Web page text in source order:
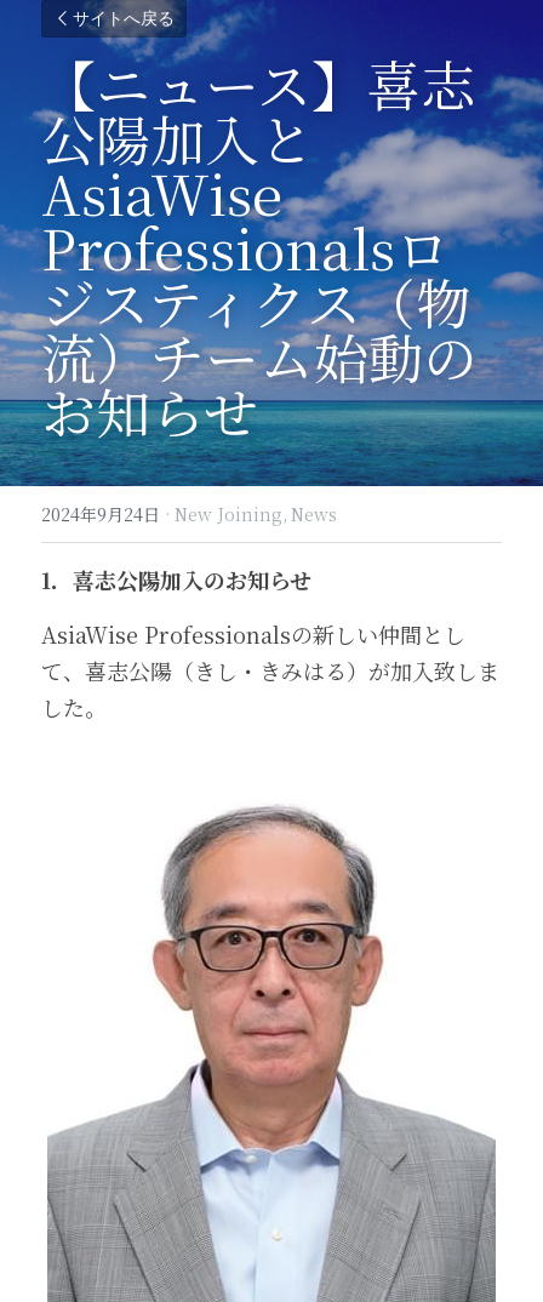
サイトへ戻る
【ニュース】喜志
公陽加入と
AsiaWise
Professionalsロ
ジスティクス（物
流）チーム始動の
お知らせ
2024年9月24日 · New Joining, News
1．喜志公陽加入のお知らせ
AsiaWise Professionalsの新しい仲間とし
て、喜志公陽（きし・きみはる）が加入致しま
した。